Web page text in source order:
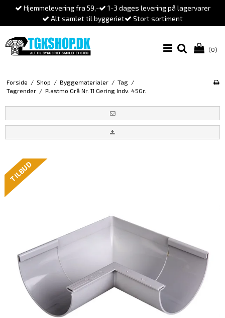
Hjemmelevering fra 59,-
1-3 dages levering på lagervarer
Alt samlet til byggeriet
Stort sortiment
(0)
Forside / Shop / Byggematerialer / Tag /
Tagrender / Plastmo Grå Nr. 11 Gering Indv. 45Gr.
TILBUD